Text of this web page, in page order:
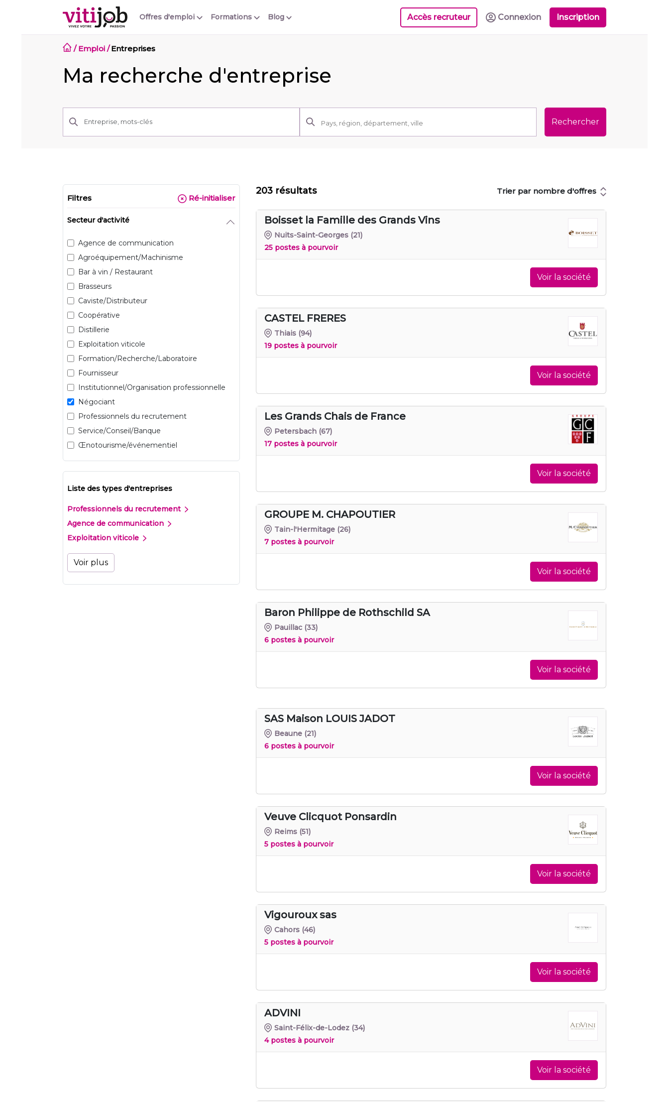
Offres d'emploi Blog
Formations Accès recruteur Connexion Inscription
/ Emploi/Entreprises
Ma recherche d'entreprise
Rechercher
Filtres Ré-initialiser
Secteur d'activité
Agence de communication
Agroéquipement/Machinisme
Bar à vin / Restaurant
Brasseurs
Caviste/Distributeur
Coopérative
Distillerie
Exploitation viticole
Formation/Recherche/Laboratoire
Fournisseur
Institutionnel/Organisation professionnelle
Négociant
Professionnels du recrutement
Service/Conseil/Banque
Œnotourisme/événementiel
Liste des types d'entreprises
Professionnels du recrutement
Agence de communication
Exploitation viticole
Voir plus
203 résultats Trier par nombre d'offres
Boisset la Famille des Grands Vins
Nuits-Saint-Georges (21)
25 postes à pourvoir
Voir la société
CASTEL FRERES
Thiais (94)
19 postes à pourvoir
Voir la société
Les Grands Chais de France
Petersbach (67)
17 postes à pourvoir
Voir la société
GROUPE M. CHAPOUTIER
Tain-l'Hermitage (26)
7 postes à pourvoir
Voir la société
Baron Philippe de Rothschild SA
Pauillac (33)
6 postes à pourvoir
Voir la société
SAS Maison LOUIS JADOT
Beaune (21)
6 postes à pourvoir
Voir la société
Veuve Clicquot Ponsardin
Reims (51)
5 postes à pourvoir
Voir la société
Vigouroux sas
Cahors (46)
5 postes à pourvoir
Voir la société
ADVINI
Saint-Félix-de-Lodez (34)
4 postes à pourvoir
Voir la société